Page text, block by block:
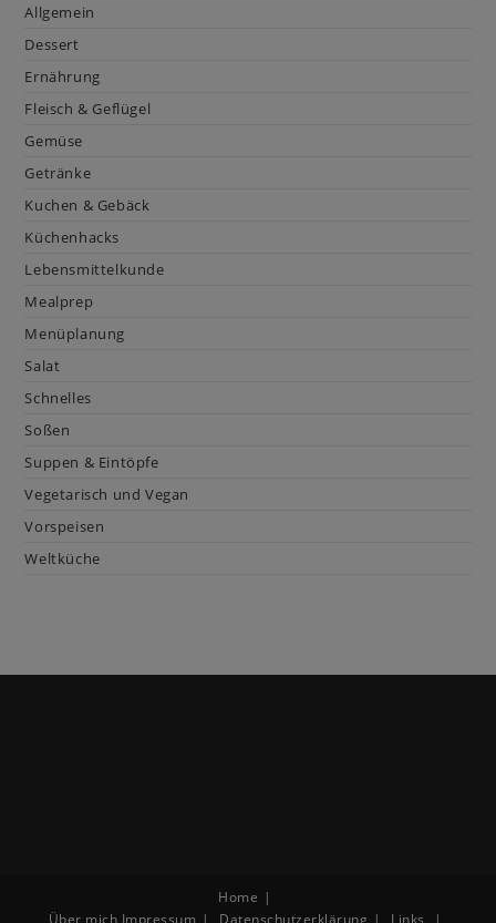
Allgemein
Dessert
Ernährung
Fleisch & Geflügel
Gemüse
Getränke
Kuchen & Gebäck
Küchenhacks
Lebensmittelkunde
Mealprep
Menüplanung
Salat
Schnelles
Soßen
Suppen & Eintöpfe
Vegetarisch und Vegan
Vorspeisen
Weltküche
Home
Über mich Impressum Datenschutzerklärung Links